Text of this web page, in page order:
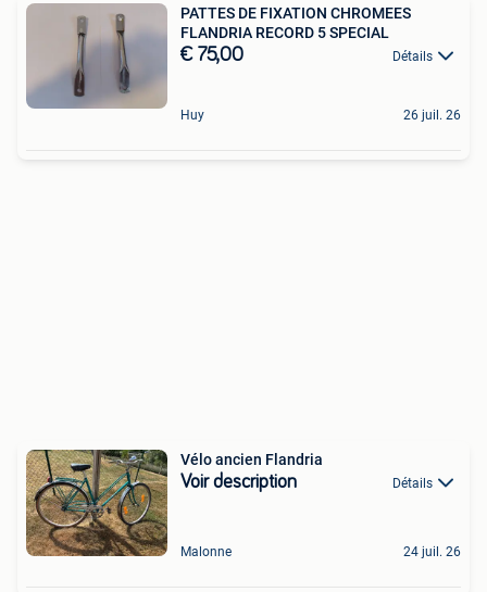
PATTES DE FIXATION CHROMEES
FLANDRIA RECORD 5 SPECIAL
€ 75,00 Détails
Huy 26 juil. 26
Vélo ancien Flandria
Voir description Détails
Malonne 24 juil. 26